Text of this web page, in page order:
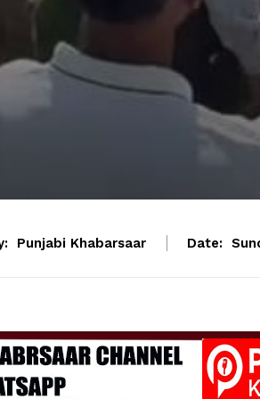
Punjabi Khabarsaar Date: